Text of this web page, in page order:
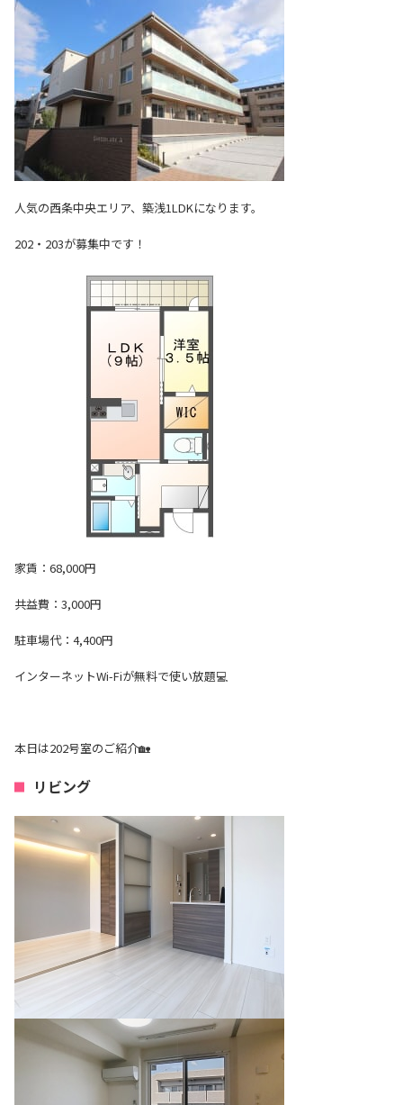
人気の西条中央エリア、築浅1LDKになります。
202・203が募集中です！
家賃：68,000円
共益費：3,000円
駐車場代：4,400円
インターネットWi-Fiが無料で使い放題💻
本日は202号室のご紹介🏡
リビング